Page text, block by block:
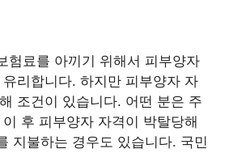
험료를 아끼기 위해서 피부양자
리합니다. 하지만 피부양자 자
조건이 있습니다. 어떤 분은 주
후 피부양자 자격이 박탈당해
지불하는 경우도 있습니다. 국민